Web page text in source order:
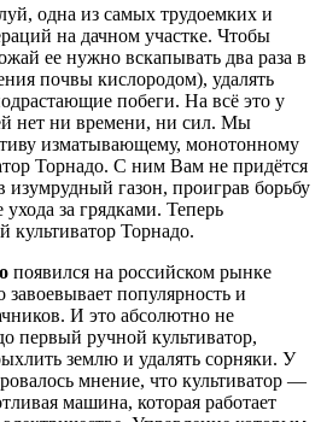
одна из самых трудоемких и
на дачном участке. Чтобы
ее нужно вскапывать два раза в
почвы кислородом), удалять
побеги. На всё это у
нет ни времени, ни сил. Мы
изматывающему, монотонному
Торнадо. С ним Вам не придётся
изумрудный газон, проиграв борьбу
за грядками. Теперь
культиватор Торнадо.
появился на российском рынке
популярность и
И это абсолютно не
первый ручной культиватор,
землю и удалять сорняки. У
мнение, что культиватор —
машина, которая работает